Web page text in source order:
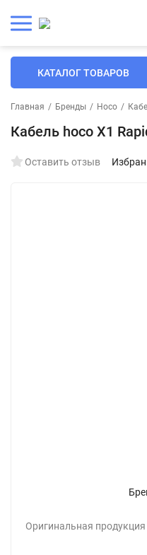
КАТАЛОГ ТОВАРОВ
Главная / Бренды / Hoco /
Кабель hoco X1
Оставить отзыв
Оригинальная продукция